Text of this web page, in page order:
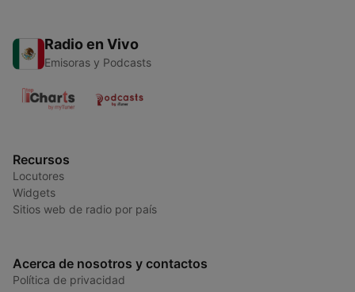
Radio en Vivo
Emisoras y Podcasts
Recursos
Locutores
Widgets
Sitios web de radio por país
Acerca de nosotros y contactos
Política de privacidad